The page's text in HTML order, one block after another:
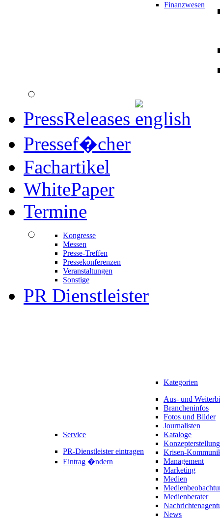
Finanzwesen
PressReleases
Pressef�cher
Fachartikel
WhitePaper
Termine
Kongresse
Messen
Presse-Treffen
Pressekonferenzen
Veranstaltungen
Sonstige
PR Dienstleister
Service
PR-Dienstleister eintragen
Eintrag �ndern
Kategorien
Aus- und
Brancheninfos
Fotos und Bilder
Journalisten
Kataloge
Konzepterstellung
Krisen-
Management
Marketing
Medien
Medienberater
News